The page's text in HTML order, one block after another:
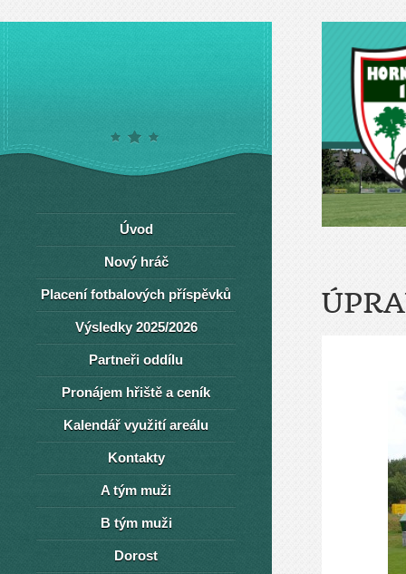
Úvod
Nový hráč
Placení fotbalových příspěvků
Výsledky 2025/2026
Partneři oddílu
Pronájem hřiště a ceník
Kalendář využití areálu
Kontakty
A tým muži
B tým muži
Dorost